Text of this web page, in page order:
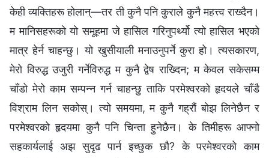
केही व्यक्तिहरू होलान्—तर ती कुनै पनि कुराले कुनै महत्त्व राख्दैन।
म मानिसहरूको यो समूहमा जे हासिल गरिनुपर्थ्यो त्यो हासिल भएको
मात्र हेर्न चाहन्छु। यो खुसीयाली मनाउनुपर्ने कुरा हो। त्यसकारण,
मेरो विरुद्ध उजुरी गर्नेविरुद्ध म कुनै द्वेष राख्दिन; म केवल सकेसम्म
चाँडो मेरो काम सम्पन्न गर्न चाहन्छु ताकि परमेश्‍वरको हृदयले चाँडै
विश्राम लिन सकोस्। त्यो समयमा, म कुनै गह्रौं बोझ लिनेछैन र
परमेश्‍वरको हृदयमा कुनै पनि चिन्ता हुनेछैन। के तिमीहरू आफ्नो
सहकार्यलाई अझ सुदृढ पार्न इच्छुक छौ? के परमेश्‍वरको काम